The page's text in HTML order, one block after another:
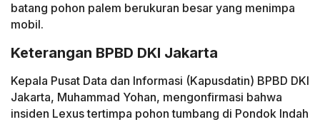
batang pohon palem berukuran besar yang menimpa
mobil.
Keterangan BPBD DKI Jakarta
Kepala Pusat Data dan Informasi (Kapusdatin) BPBD DKI
Jakarta, Muhammad Yohan, mengonfirmasi bahwa
insiden Lexus tertimpa pohon tumbang di Pondok Indah